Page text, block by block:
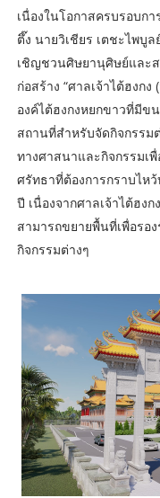
เนื่องในโอกาสครบรอบก
ตึ๊ง นายวิเชียร เตชะไพบู
เชิญชวนศิษยานุศิษย์และ
ก่อสร้าง “ศาลเจ้าไต้ฮงก
องค์ไต้ฮงกงหยกขาวที่มีข
สถานที่สำหรับจัดกิจกรรม
ทางศาสนาและกิจกรรมเ
ศรัทธาที่ต้องการกราบไห
ปี เนื่องจากศาลเจ้าไต้ฮง
สามารถขยายพื้นที่เพื่อรอ
กิจกรรมต่างๆ